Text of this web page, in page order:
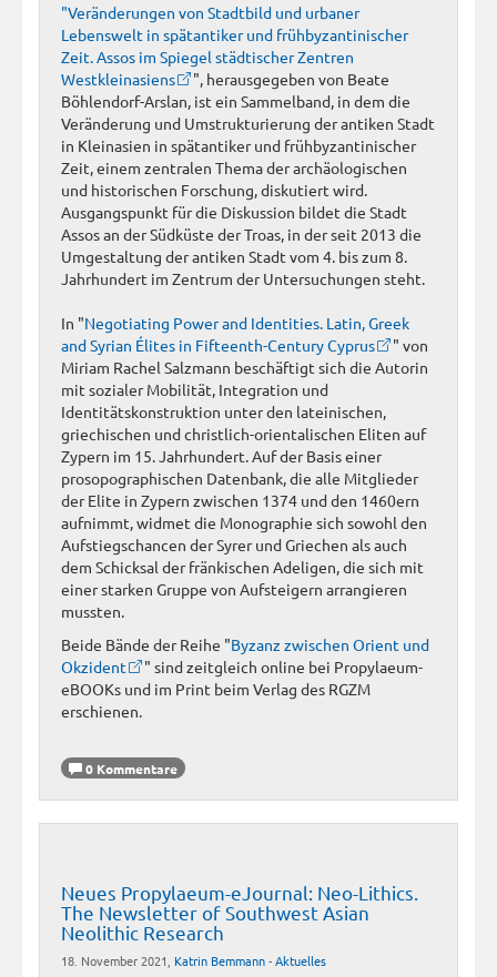
"Veränderungen von Stadtbild und urbaner
Lebenswelt in spätantiker und frühbyzantinischer
Zeit. Assos im Spiegel städtischer Zentren
Westkleinasiens
", herausgegeben von Beate
Böhlendorf-Arslan, ist ein Sammelband, in dem die
Veränderung und Umstrukturierung der antiken Stadt
in Kleinasien in spätantiker und frühbyzantinischer
Zeit, einem zentralen Thema der archäologischen
und historischen Forschung, diskutiert wird.
Ausgangspunkt für die Diskussion bildet die Stadt
Assos an der Südküste der Troas, in der seit 2013 die
Umgestaltung der antiken Stadt vom 4. bis zum 8.
Jahrhundert im Zentrum der Untersuchungen steht.
In "Negotiating Power and Identities. Latin, Greek
and Syrian Élites in Fifteenth-Century Cyprus
" von
Miriam Rachel Salzmann beschäftigt sich die Autorin
mit sozialer Mobilität, Integration und
Identitätskonstruktion unter den lateinischen,
griechischen und christlich-orientalischen Eliten auf
Zypern im 15. Jahrhundert. Auf der Basis einer
prosopographischen Datenbank, die alle Mitglieder
der Elite in Zypern zwischen 1374 und den 1460ern
aufnimmt, widmet die Monographie sich sowohl den
Aufstiegschancen der Syrer und Griechen als auch
dem Schicksal der fränkischen Adeligen, die sich mit
einer starken Gruppe von Aufsteigern arrangieren
mussten.
Beide Bände der Reihe "Byzanz zwischen Orient und
Okzident
" sind zeitgleich online bei Propylaeum-
eBOOKs und im Print beim Verlag des RGZM
erschienen.
0 Kommentare
Neues Propylaeum-eJournal: Neo-Lithics.
The Newsletter of Southwest Asian
Neolithic Research
18. November 2021, Katrin Bemmann-Aktuelles